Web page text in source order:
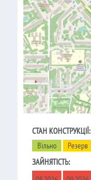
СТАН КОНСТРУКЦІЇ:
Вільно
Резерв
ЗАЙНЯТІСТЬ: